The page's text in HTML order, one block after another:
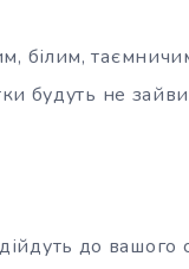
білим,
будуть не
до вашого